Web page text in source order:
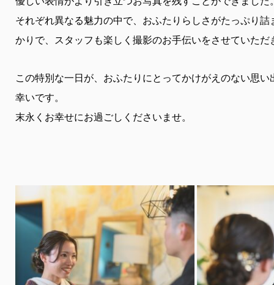
それぞれ異なる魅力の中で、おふたりらしさがたっぷり詰
かりで、スタッフも楽しく撮影のお手伝いをさせていただ
この特別な一日が、おふたりにとってかけがえのない思い
幸いです。
末永くお幸せにお過ごしくださいませ。